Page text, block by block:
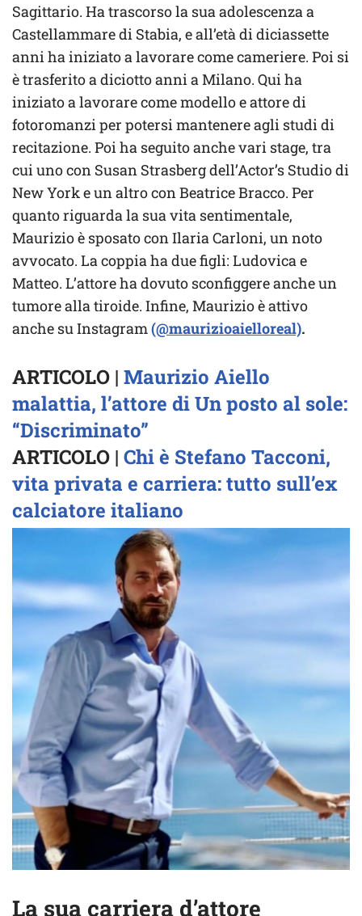
Sagittario. Ha trascorso la sua adolescenza a
Castellammare di Stabia, e all’età di diciassette
anni ha iniziato a lavorare come cameriere. Poi si
è trasferito a diciotto anni a Milano. Qui ha
iniziato a lavorare come modello e attore di
fotoromanzi per potersi mantenere agli studi di
recitazione. Poi ha seguito anche vari stage, tra
cui uno con Susan Strasberg dell’Actor’s Studio di
New York e un altro con Beatrice Bracco. Per
quanto riguarda la sua vita sentimentale,
Maurizio è sposato con Ilaria Carloni, un noto
avvocato. La coppia ha due figli: Ludovica e
Matteo. L’attore ha dovuto sconfiggere anche un
tumore alla tiroide. Infine, Maurizio è attivo
anche su Instagram(@maurizioaielloreal).
ARTICOLO | Maurizio Aiello
malattia, l’attore di Un posto al sole:
“Discriminato”
ARTICOLO | Chi è Stefano Tacconi,
vita privata e carriera: tutto sull’ex
calciatore italiano
La sua carriera d’attore